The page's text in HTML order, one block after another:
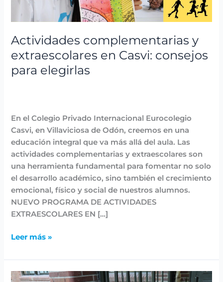
Actividades complementarias y
extraescolares en Casvi: consejos
para elegirlas
En el Colegio Privado Internacional Eurocolegio
Casvi, en Villaviciosa de Odón, creemos en una
educación integral que va más allá del aula. Las
actividades complementarias y extraescolares son
una herramienta fundamental para fomentar no solo
el desarrollo académico, sino también el crecimiento
emocional, físico y social de nuestros alumnos.
NUEVO PROGRAMA DE ACTIVIDADES
EXTRAESCOLARES EN […]
elegirlas
Leer más »
Casvi